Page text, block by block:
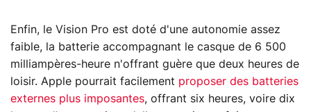
Enfin, le Vision Pro est doté d'une autonomie assez
faible, la batterie accompagnant le casque de 6 500
milliampères-heure n'offrant guère que deux heures de
loisir. Apple pourrait facilement proposer des batteries
externes plus imposantes, offrant six heures, voire dix